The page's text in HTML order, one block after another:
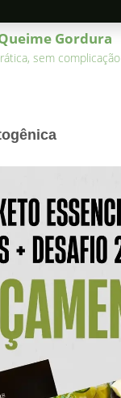
Gordura
sem complicação